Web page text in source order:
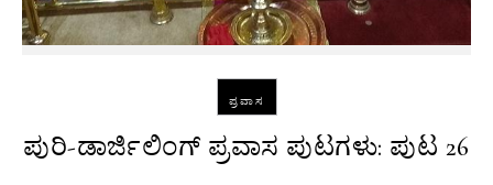
ಪ್ರವಾಸ
ಪುರಿ-ಡಾರ್ಜಿಲಿಂಗ್ ಪ್ರವಾಸ ಪುಟಗಳು: ಪುಟ 26